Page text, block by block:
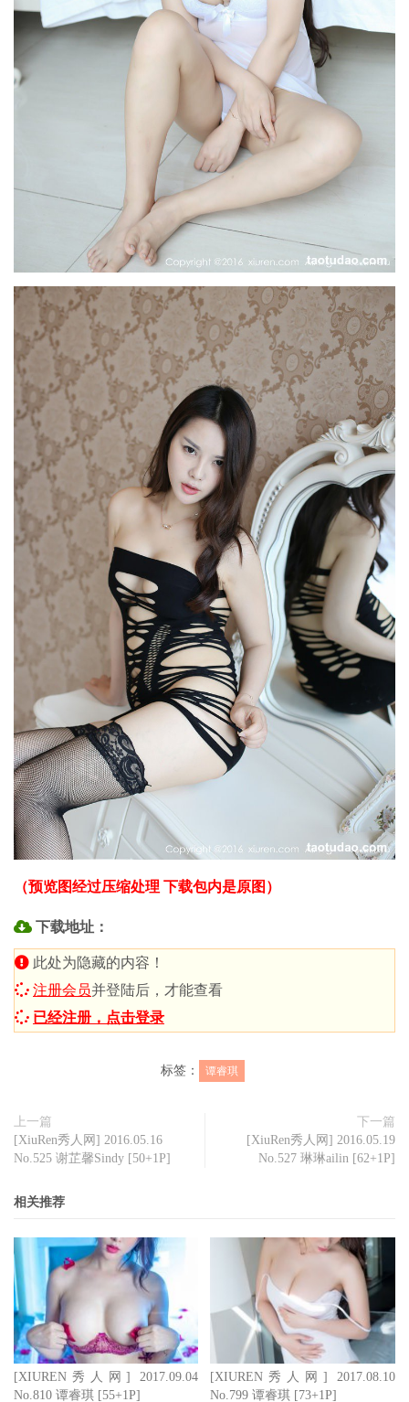
（预览图经过压缩处理 下载包内是原图）
下载地址：
此处为隐藏的内容！
注册会员并登陆后，才能查看
已经注册，点击登录
标签： 谭睿琪
上一篇
[XiuRen秀人网] 2016.05.16
No.525 谢芷馨Sindy [50+1P]
下一篇
[XiuRen秀人网] 2016.05.19
No.527 琳琳ailin [62+1P]
相关推荐
[XIUREN秀人网] 2017.09.04
No.810 谭睿琪 [55+1P]
[XIUREN秀人网] 2017.08.10
No.799 谭睿琪 [73+1P]